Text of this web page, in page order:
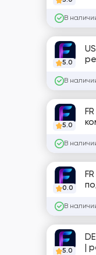
В
5.0
В
5.0
В
0.0
FR ⭐️
В
5.0
DE ⭐️